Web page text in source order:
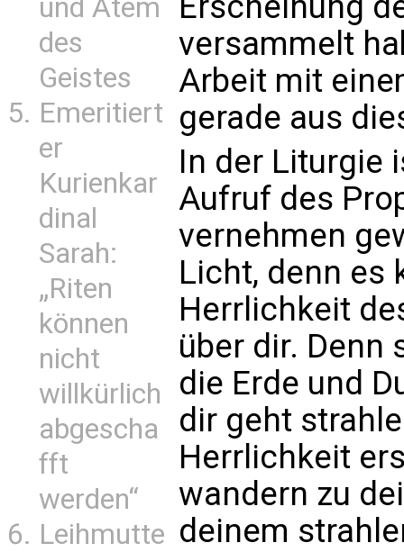
und Atem
des
Geistes
Emeritiert
er
Kurienkar
dinal
Sarah:
„Riten
können
nicht
willkürlich
abgescha
fft
werden“
Leihmutte
versammelt
Arbeit mit
gerade aus
In der Liturgie
Aufruf des
vernehmen
Licht, denn es
Herrlichkeit
über dir. Denn
die Erde und
dir geht
Herrlichkeit
wandern zu
deinem